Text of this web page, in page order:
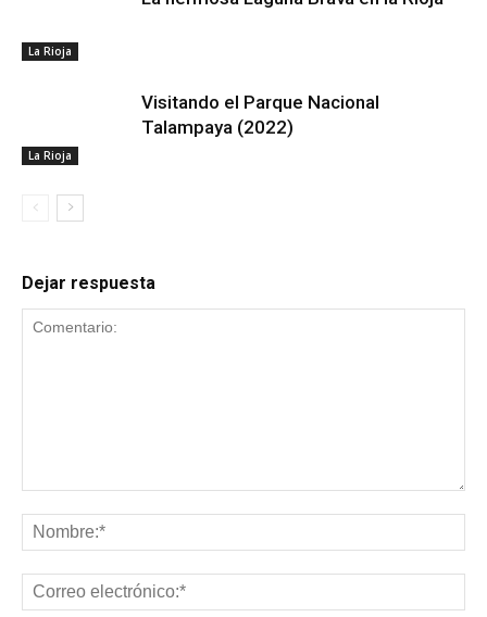
La Rioja
La Rioja
Visitando el Parque Nacional
Talampaya (2022)
Dejar respuesta